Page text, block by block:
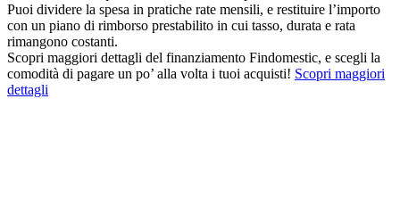
Puoi dividere la spesa in pratiche rate mensili, e restituire l’importo
con un piano di rimborso prestabilito in cui tasso, durata e rata
rimangono costanti.
Scopri maggiori dettagli del finanziamento Findomestic, e scegli la
comodità di pagare un po’ alla volta i tuoi acquisti! Scopri maggiori
dettagli